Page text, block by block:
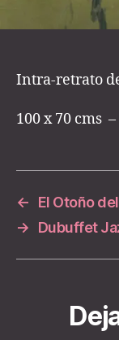
Intra-retrato
100 x 70 cms
←
El Otoño
→
Dubuffet